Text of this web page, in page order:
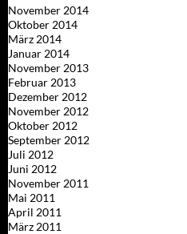
November 2014
Oktober 2014
März 2014
Januar 2014
November 2013
Februar 2013
Dezember 2012
November 2012
Oktober 2012
September 2012
Juli 2012
Juni 2012
November 2011
Mai 2011
April 2011
März 2011